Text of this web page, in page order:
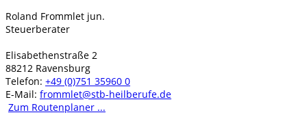
Roland Frommlet jun.
Steuerberater
Elisabethenstraße 2
88212 Ravensburg
Telefon: +49 (0)751 35960 0
E-Mail: frommlet@stb-heilberufe.de
Zum Routenplaner ...